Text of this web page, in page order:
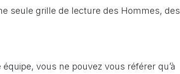
seule grille de lecture des Hommes, des
vous ne pouvez vous référer qu’à